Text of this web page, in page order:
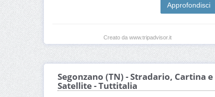
Approfondisci
Creato da www.tripadvisor.it
Segonzano (TN) - Stradario, Cartina e
Satellite - Tuttitalia